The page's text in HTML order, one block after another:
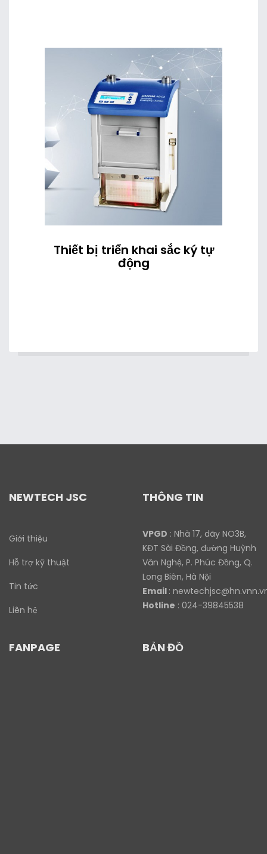
Thiết bị triển khai sắc ký tự
động
NEWTECH JSC
Giới thiệu
Hỗ trợ kỹ thuật
Tin tức
Liên hệ
THÔNG TIN
VPGD : Nhà 17, dãy NO3B,
KĐT Sài Đồng, đường Huỳnh
Văn Nghệ, P. Phúc Đồng, Q.
Long Biên, Hà Nội
Email :
Hotline : 024-39845538
FANPAGE BẢN ĐỒ